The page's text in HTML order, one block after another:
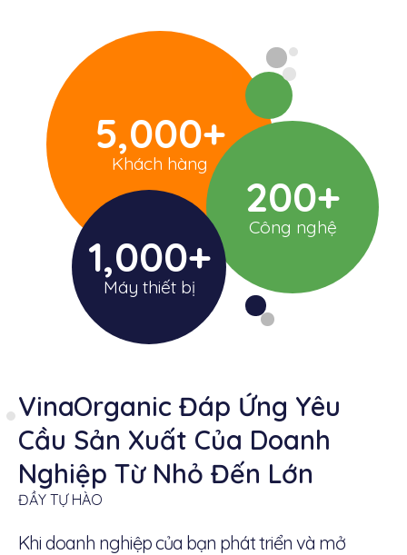
5,000+
Khách hàng
200+
Công nghệ
1,000+
Máy thiết bị
VinaOrganic Đáp Ứng Yêu
Cầu Sản Xuất Của Doanh
Nghiệp Từ Nhỏ Đến Lớn
ĐẦY TỰ HÀO
Khi doanh nghiệp của bạn phát triển và mở